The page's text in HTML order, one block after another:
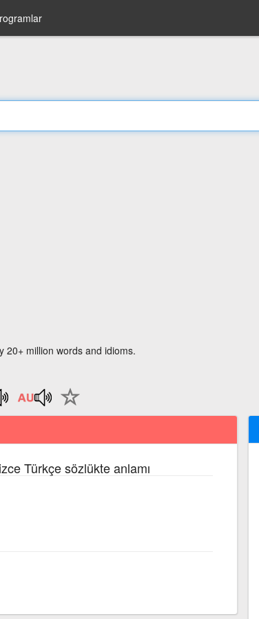
20+ million words and idioms.
Türkçe sözlükte anlamı